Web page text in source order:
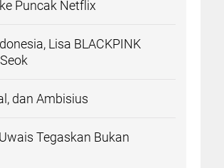
Puncak Netflix
Lisa BLACKPINK
dan Ambisius
Tegaskan Bukan